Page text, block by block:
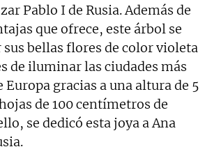
Pablo I de Rusia. Además de
que ofrece, este árbol se
bellas flores de color violeta
de iluminar las ciudades más
gracias a una altura de 5
de 100 centímetros de
se dedicó esta joya a Ana